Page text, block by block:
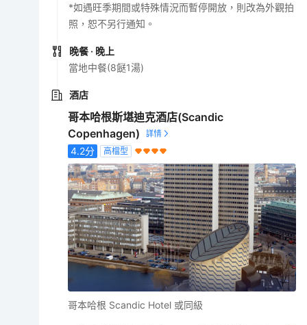
*如遇旺季期間或特殊情況而暫停開放，則改為外觀拍
照，恕不另行通知。
晚餐 · 晚上
當地中餐(8餸1湯)
酒店
哥本哈根斯堪迪克酒店(Scandic
Copenhagen)
4.2分 高檔型
哥本哈根 Scandic Hotel 或同級